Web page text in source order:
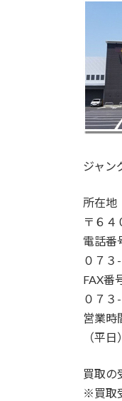
ジャン
所在地
〒６
電話番
０７３
FAX番
０７３
営業時
（平
買取の
※買取